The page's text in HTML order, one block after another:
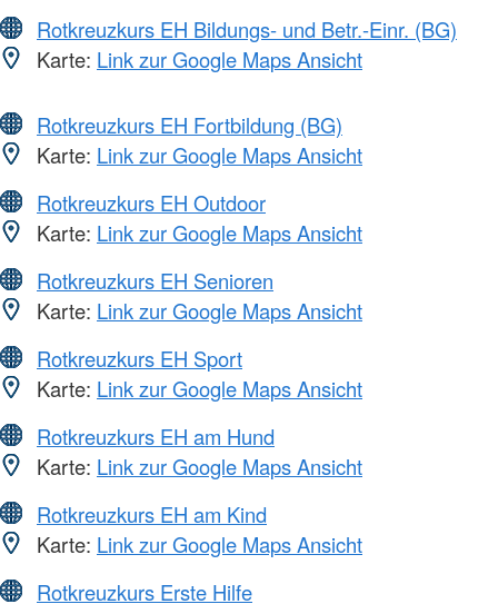
Rotkreuzkurs EH Bildungs- und Betr.-Einr. (BG)
Karte: Link zur Google Maps Ansicht
Rotkreuzkurs EH Fortbildung (BG)
Karte: Link zur Google Maps Ansicht
Rotkreuzkurs EH Outdoor
Karte: Link zur Google Maps Ansicht
Rotkreuzkurs EH Senioren
Karte: Link zur Google Maps Ansicht
Rotkreuzkurs EH Sport
Karte: Link zur Google Maps Ansicht
Rotkreuzkurs EH am Hund
Karte: Link zur Google Maps Ansicht
Rotkreuzkurs EH am Kind
Karte: Link zur Google Maps Ansicht
Rotkreuzkurs Erste Hilfe